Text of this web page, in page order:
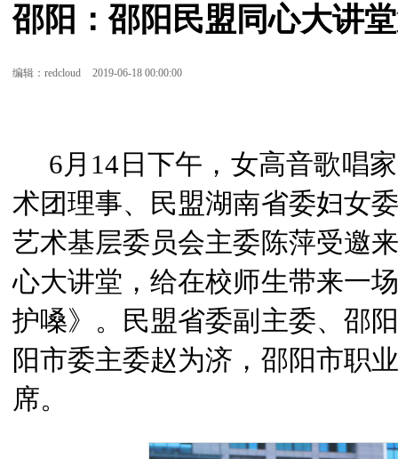
省委委员 历
届人大代表
事
特邀人员
省文史研究
馆馆员
地 统战理论
邵阳：邵阳民盟同心大讲
编辑：redcloud 2019-06-18 00:00:00
6月14日下午，女高音歌唱
术团理事、民盟湖南省委妇女
艺术基层委员会主委陈萍受邀
心大讲堂，给在校师生带来一
护嗓》。民盟省委副主委、邵
阳市委主委赵为济，邵阳市职
席。